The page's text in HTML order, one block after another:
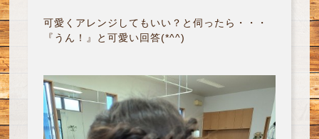
可愛くアレンジしてもいい？と伺ったら・・・
『うん！』と可愛い回答(*^^)